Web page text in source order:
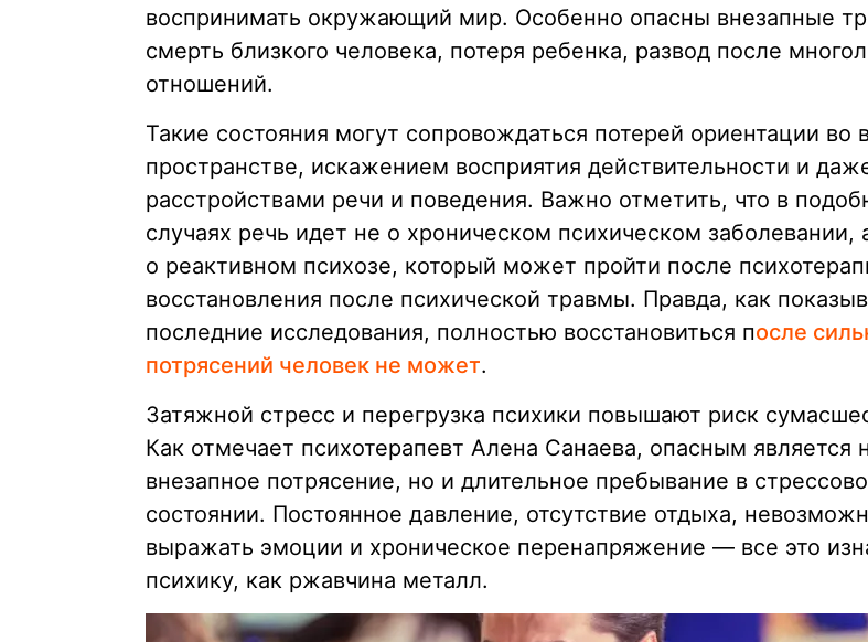
воспринимать окружающий мир. Особенно опасны внезапные
смерть близкого человека, потеря ребенка, развод после
отношений.
Такие состояния могут сопровождаться потерей ориентации во
пространстве, искажением восприятия действительности и
расстройствами речи и поведения. Важно отметить, что в
случаях речь идет не о хроническом психическом заболевании,
о реактивном психозе, который может пройти после
восстановления после психической травмы. Правда, как
последние исследования, полностью восстановиться после
потрясений человек не может.
Затяжной стресс и перегрузка психики повышают риск
Как отмечает психотерапевт Алена Санаева, опасным является
внезапное потрясение, но и длительное пребывание в
состоянии. Постоянное давление, отсутствие отдыха,
выражать эмоции и хроническое перенапряжение — все это
психику, как ржавчина металл.